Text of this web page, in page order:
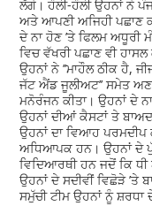
ਲੱਗੇ। ਹੌਲੀ-ਹੌਲੀ ਉਹਨਾਂ ਨੇ
ਅਤੇ ਆਪਣੀ ਅਜਿਹੀ ਪਛਾਣ
ਦੇ ਨਾ ਹੋਣ ’ਤੇ ਫਿਲਮ ਅਧੂਰੀ
ਵਿਚ ਵੱਖਰੀ ਪਛਾਣ ਵੀ ਹਾਸਲ
ਉਹਨਾਂ ਨੇ ’’ਮਾਹੌਲ ਠੀਕ ਹੈ,
ਜੱਟ ਐਂਡ ਜੂਲੀਅਟ’’ ਸਮੇਤ
ਮਨੋਰੰਜਨ ਕੀਤਾ। ਉਹਨਾਂ ਦੇ
ਉਹਨਾਂ ਦੀਆਂ ਕੈਸਟਾਂ ਤੇ ਬਾਅਦ
ਉਹਨਾਂ ਦਾ ਵਿਆਹ
ਅਧਿਆਪਕ ਹਨ। ਉਹਨਾਂ ਦੇ
ਵਿਦਿਆਰਥੀ ਹਨ ਜਦੋਂ ਕਿ
ਉਹਨਾਂ ਦੇ ਸਦੀਵੀਂ ਵਿਛੋੜੇ ’ਤੇ
ਸਮੁੱਚੀ ਟੀਮ ਉਹਨਾਂ ਨੂੰ